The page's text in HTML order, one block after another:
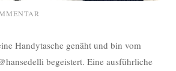
Handytasche genäht und bin vom
begeistert. Eine ausführliche